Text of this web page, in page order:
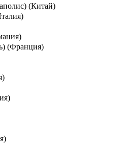
(Китай)
(Франция)